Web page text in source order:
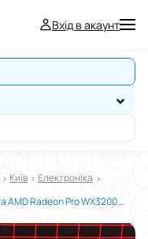
Вхід в акаунт
Київ
Електроніка
Ноутбук HP ZBook 15u G6 i7 32/512 відеокарта AMD Radeon Pro WX3200 4ГБ